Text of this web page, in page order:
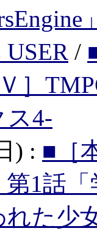
USER /
］
ス4-
) : ■［
第1話
れた少